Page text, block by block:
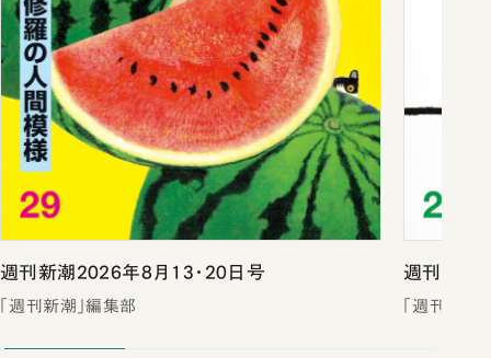
週刊新潮2026年8月13・20日号
「週刊新潮」編集部
週刊新潮
「週刊新潮